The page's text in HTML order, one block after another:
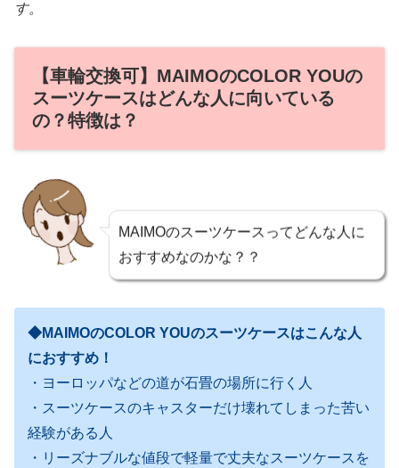
す。
【車輪交換可】MAIMOのCOLOR YOUの
スーツケースはどんな人に向いている
の？特徴は？
MAIMOのスーツケースってどんな人に
おすすめなのかな？？
◆MAIMOのCOLOR YOUのスーツケースはこんな人
におすすめ！
・ヨーロッパなどの道が石畳の場所に行く人
・スーツケースのキャスターだけ壊れてしまった苦い
経験がある人
・リーズナブルな値段で軽量で丈夫なスーツケースを